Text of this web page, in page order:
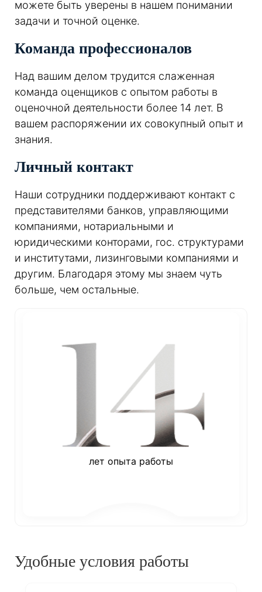
можете быть уверены в нашем понимании
задачи и точной оценке.
Команда профессионалов
Над вашим делом трудится слаженная
команда оценщиков с опытом работы в
оценочной деятельности более 14 лет. В
вашем распоряжении их совокупный опыт и
знания.
Личный контакт
Наши сотрудники поддерживают контакт с
представителями банков, управляющими
компаниями, нотариальными и
юридическими конторами, гос. структурами
и институтами, лизинговыми компаниями и
другим. Благодаря этому мы знаем чуть
больше, чем остальные.
лет опыта работы
Удобные условия работы